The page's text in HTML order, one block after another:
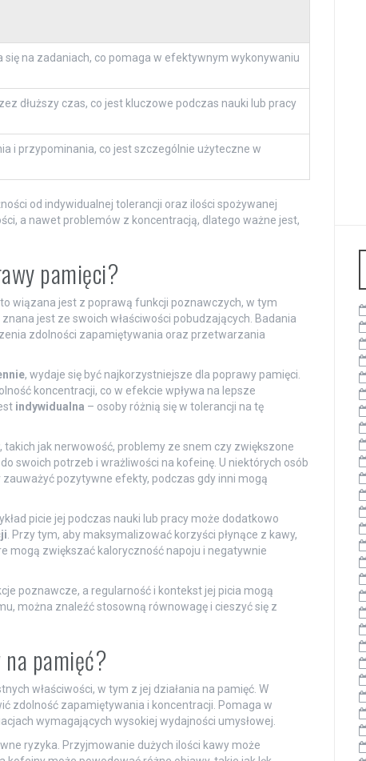
się na zadaniach, co pomaga w efektywnym wykonywaniu
dłuższy czas, co jest kluczowe podczas nauki lub pracy
i przypominania, co jest szczególnie użyteczne w
od indywidualnej tolerancji oraz ilości spożywanej
a nawet problemów z koncentracją, dlatego ważne jest,
pamięci?
wiązana jest z poprawą funkcji poznawczych, w tym
jest ze swoich właściwości pobudzających. Badania
zdolności zapamiętywania oraz przetwarzania
, wydaje się być najkorzystniejsze dla poprawy pamięci.
koncentracji, co w efekcie wpływa na lepsze
indywidualna – osoby różnią się w tolerancji na tę
jak nerwowość, problemy ze snem czy zwiększone
swoich potrzeb i wrażliwości na kofeinę. U niektórych osób
pozytywne efekty, podczas gdy inni mogą
picie jej podczas nauki lub pracy może dodatkowo
. Przy tym, aby maksymalizować korzyści płynące z kawy,
mogą zwiększać kaloryczność napoju i negatywnie
poznawcze, a regularność i kontekst jej picia mogą
można znaleźć stosowną równowagę i cieszyć się z
na pamięć?
właściwości, w tym z jej działania na pamięć. W
zdolność zapamiętywania i koncentracji. Pomaga w
wymagających wysokiej wydajności umysłowej.
ryzyka. Przyjmowanie dużych ilości kawy może